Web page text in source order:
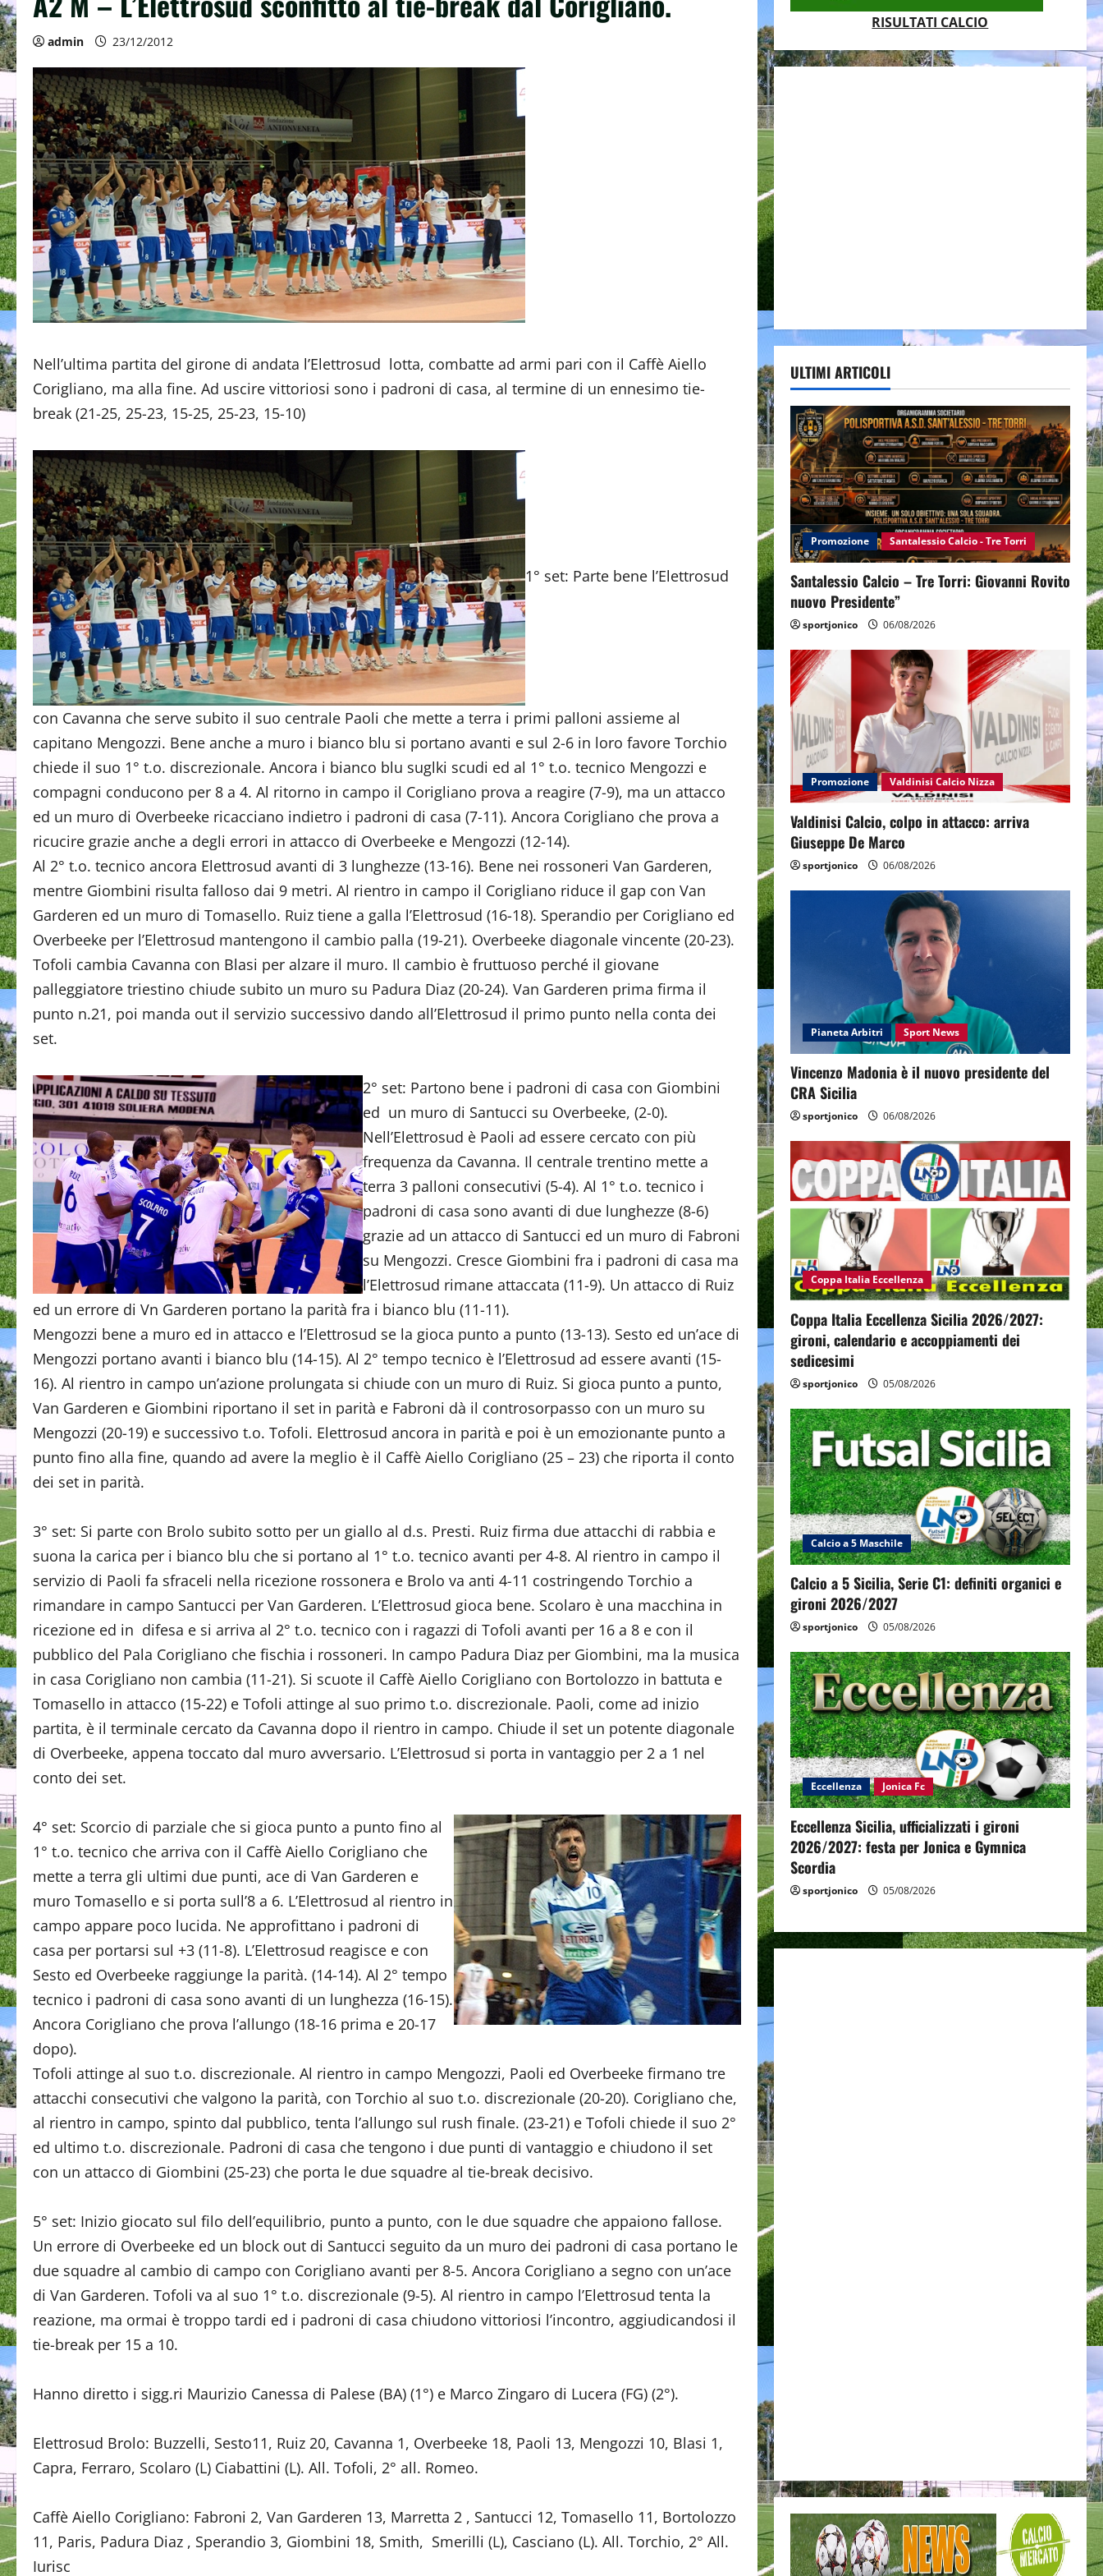
admin 23/12/2012
Nell’ultima partita del girone di andata l’Elettrosud lotta, combatte ad armi pari con il Caffè Aiello
Corigliano, ma alla fine. Ad uscire vittoriosi sono i padroni di casa, al termine di un ennesimo tie-
break (21-25, 25-23, 15-25, 25-23, 15-10)
1° set: Parte bene l’Elettrosud
con Cavanna che serve subito il suo centrale Paoli che mette a terra i primi palloni assieme al
capitano Mengozzi. Bene anche a muro i bianco blu si portano avanti e sul 2-6 in loro favore Torchio
chiede il suo 1° t.o. discrezionale. Ancora i bianco blu suglki scudi ed al 1° t.o. tecnico Mengozzi e
compagni conducono per 8 a 4. Al ritorno in campo il Corigliano prova a reagire (7-9), ma un attacco
ed un muro di Overbeeke ricacciano indietro i padroni di casa (7-11). Ancora Corigliano che prova a
ricucire grazie anche a degli errori in attacco di Overbeeke e Mengozzi (12-14).
Al 2° t.o. tecnico ancora Elettrosud avanti di 3 lunghezze (13-16). Bene nei rossoneri Van Garderen,
mentre Giombini risulta falloso dai 9 metri. Al rientro in campo il Corigliano riduce il gap con Van
Garderen ed un muro di Tomasello. Ruiz tiene a galla l’Elettrosud (16-18). Sperandio per Corigliano ed
Overbeeke per l’Elettrosud mantengono il cambio palla (19-21). Overbeeke diagonale vincente (20-23).
Tofoli cambia Cavanna con Blasi per alzare il muro. Il cambio è fruttuoso perché il giovane
palleggiatore triestino chiude subito un muro su Padura Diaz (20-24). Van Garderen prima firma il
punto n.21, poi manda out il servizio successivo dando all’Elettrosud il primo punto nella conta dei
set.
2° set: Partono bene i padroni di casa con Giombini
ed un muro di Santucci su Overbeeke, (2-0).
Nell’Elettrosud è Paoli ad essere cercato con più
frequenza da Cavanna. Il centrale trentino mette a
terra 3 palloni consecutivi (5-4). Al 1° t.o. tecnico i
padroni di casa sono avanti di due lunghezze (8-6)
grazie ad un attacco di Santucci ed un muro di Fabroni
su Mengozzi. Cresce Giombini fra i padroni di casa ma
l’Elettrosud rimane attaccata (11-9). Un attacco di Ruiz
ed un errore di Vn Garderen portano la parità fra i bianco blu (11-11).
Mengozzi bene a muro ed in attacco e l’Elettrosud se la gioca punto a punto (13-13). Sesto ed un’ace di
Mengozzi portano avanti i bianco blu (14-15). Al 2° tempo tecnico è l’Elettrosud ad essere avanti (15-
16). Al rientro in campo un’azione prolungata si chiude con un muro di Ruiz. Si gioca punto a punto,
Van Garderen e Giombini riportano il set in parità e Fabroni dà il controsorpasso con un muro su
Mengozzi (20-19) e successivo t.o. Tofoli. Elettrosud ancora in parità e poi è un emozionante punto a
punto fino alla fine, quando ad avere la meglio è il Caffè Aiello Corigliano (25 – 23) che riporta il conto
dei set in parità.
3° set: Si parte con Brolo subito sotto per un giallo al d.s. Presti. Ruiz firma due attacchi di rabbia e
suona la carica per i bianco blu che si portano al 1° t.o. tecnico avanti per 4-8. Al rientro in campo il
servizio di Paoli fa sfraceli nella ricezione rossonera e Brolo va anti 4-11 costringendo Torchio a
rimandare in campo Santucci per Van Garderen. L’Elettrosud gioca bene. Scolaro è una macchina in
ricezione ed in difesa e si arriva al 2° t.o. tecnico con i ragazzi di Tofoli avanti per 16 a 8 e con il
pubblico del Pala Corigliano che fischia i rossoneri. In campo Padura Diaz per Giombini, ma la musica
in casa Corigliano non cambia (11-21). Si scuote il Caffè Aiello Corigliano con Bortolozzo in battuta e
Tomasello in attacco (15-22) e Tofoli attinge al suo primo t.o. discrezionale. Paoli, come ad inizio
partita, è il terminale cercato da Cavanna dopo il rientro in campo. Chiude il set un potente diagonale
di Overbeeke, appena toccato dal muro avversario. L’Elettrosud si porta in vantaggio per 2 a 1 nel
conto dei set.
4° set: Scorcio di parziale che si gioca punto a punto fino al
1° t.o. tecnico che arriva con il Caffè Aiello Corigliano che
mette a terra gli ultimi due punti, ace di Van Garderen e
muro Tomasello e si porta sull’8 a 6. L’Elettrosud al rientro in
campo appare poco lucida. Ne approfittano i padroni di
casa per portarsi sul +3 (11-8). L’Elettrosud reagisce e con
Sesto ed Overbeeke raggiunge la parità. (14-14). Al 2° tempo
tecnico i padroni di casa sono avanti di un lunghezza (16-15).
Ancora Corigliano che prova l’allungo (18-16 prima e 20-17
dopo).
Tofoli attinge al suo t.o. discrezionale. Al rientro in campo Mengozzi, Paoli ed Overbeeke firmano tre
attacchi consecutivi che valgono la parità, con Torchio al suo t.o. discrezionale (20-20). Corigliano che,
al rientro in campo, spinto dal pubblico, tenta l’allungo sul rush finale. (23-21) e Tofoli chiede il suo 2°
ed ultimo t.o. discrezionale. Padroni di casa che tengono i due punti di vantaggio e chiudono il set
con un attacco di Giombini (25-23) che porta le due squadre al tie-break decisivo.
5° set: Inizio giocato sul filo dell’equilibrio, punto a punto, con le due squadre che appaiono fallose.
Un errore di Overbeeke ed un block out di Santucci seguito da un muro dei padroni di casa portano le
due squadre al cambio di campo con Corigliano avanti per 8-5. Ancora Corigliano a segno con un’ace
di Van Garderen. Tofoli va al suo 1° t.o. discrezionale (9-5). Al rientro in campo l’Elettrosud tenta la
reazione, ma ormai è troppo tardi ed i padroni di casa chiudono vittoriosi l’incontro, aggiudicandosi il
tie-break per 15 a 10.
Hanno diretto i sigg.ri Maurizio Canessa di Palese (BA) (1°) e Marco Zingaro di Lucera (FG) (2°).
Elettrosud Brolo: Buzzelli, Sesto11, Ruiz 20, Cavanna 1, Overbeeke 18, Paoli 13, Mengozzi 10, Blasi 1,
Capra, Ferraro, Scolaro (L) Ciabattini (L). All. Tofoli, 2° all. Romeo.
Caffè Aiello Corigliano: Fabroni 2, Van Garderen 13, Marretta 2 , Santucci 12, Tomasello 11, Bortolozzo
11, Paris, Padura Diaz , Sperandio 3, Giombini 18, Smith, Smerilli (L), Casciano (L). All. Torchio, 2° All.
Iurisc
RISULTATI CALCIO
ULTIMI ARTICOLI
Promozione Santalessio Calcio - Tre Torri
Santalessio Calcio – Tre Torri: Giovanni Rovito
nuovo Presidente”
sportjonico 06/08/2026
Promozione Valdinisi Calcio Nizza
Valdinisi Calcio, colpo in attacco: arriva
Giuseppe De Marco
sportjonico 06/08/2026
Pianeta Arbitri Sport News
Vincenzo Madonia è il nuovo presidente del
CRA Sicilia
sportjonico 06/08/2026
Coppa Italia Eccellenza
Coppa Italia Eccellenza Sicilia 2026/2027:
gironi, calendario e accoppiamenti dei
sedicesimi
sportjonico 05/08/2026
Calcio a 5 Maschile
Calcio a 5 Sicilia, Serie C1: definiti organici e
gironi 2026/2027
sportjonico 05/08/2026
Eccellenza Jonica Fc
Eccellenza Sicilia, ufficializzati i gironi
2026/2027: festa per Jonica e Gymnica
Scordia
sportjonico 05/08/2026